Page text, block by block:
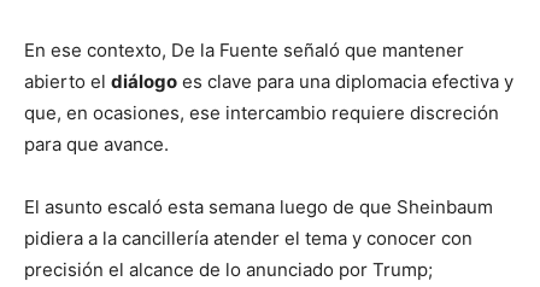
En ese contexto, De la Fuente señaló que mantener
abierto el diálogo es clave para una diplomacia efectiva y
que, en ocasiones, ese intercambio requiere discreción
para que avance.
El asunto escaló esta semana luego de que Sheinbaum
pidiera a la cancillería atender el tema y conocer con
precisión el alcance de lo anunciado por Trump;